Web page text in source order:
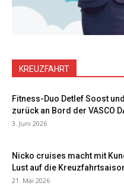
KREUZFAHRT
Fitness-Duo Detlef Soost und
zurück an Bord der VASCO
3. Juni 2026
Nicko cruises macht mit
Lust auf die
21. Mai 2026